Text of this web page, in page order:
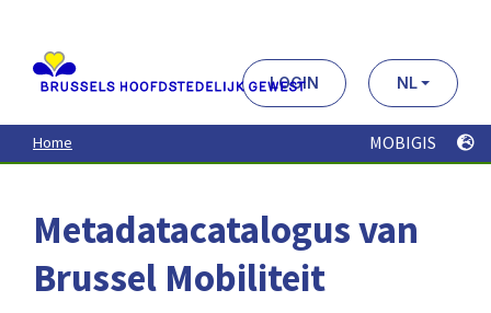
contenu
principal
LOGIN NL
Home MOBIGIS
Metadatacatalogus van
Brussel Mobiliteit